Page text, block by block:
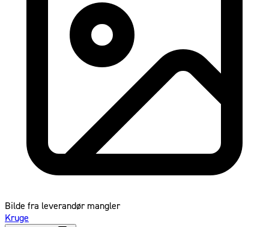
Bilde fra leverandør mangler
Kruge